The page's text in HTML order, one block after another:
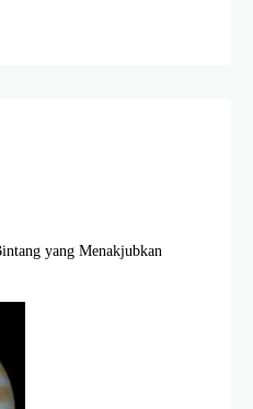
yang Menakjubkan